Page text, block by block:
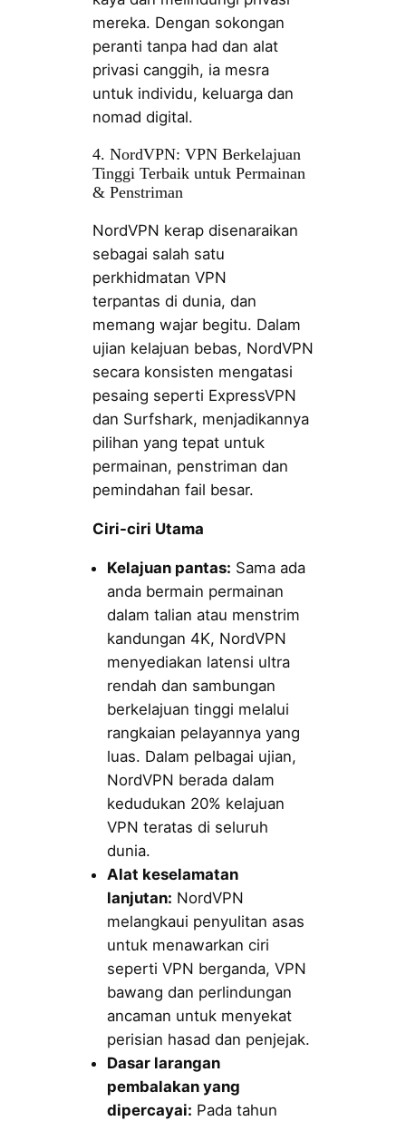
mereka. Dengan sokongan
peranti tanpa had dan alat
privasi canggih, ia mesra
untuk individu, keluarga dan
nomad digital.
4. NordVPN: VPN Berkelajuan
Tinggi Terbaik untuk Permainan
& Penstriman
NordVPN kerap disenaraikan
sebagai salah satu
perkhidmatan VPN
terpantas di dunia, dan
memang wajar begitu. Dalam
ujian kelajuan bebas, NordVPN
secara konsisten mengatasi
pesaing seperti ExpressVPN
dan Surfshark, menjadikannya
pilihan yang tepat untuk
permainan, penstriman dan
pemindahan fail besar.
Ciri-ciri Utama
Kelajuan pantas: Sama ada
anda bermain permainan
dalam talian atau menstrim
kandungan 4K, NordVPN
menyediakan latensi ultra
rendah dan sambungan
berkelajuan tinggi melalui
rangkaian pelayannya yang
luas. Dalam pelbagai ujian,
NordVPN berada dalam
kedudukan 20% kelajuan
VPN teratas di seluruh
dunia.
Alat keselamatan
lanjutan: NordVPN
melangkaui penyulitan asas
untuk menawarkan ciri
seperti VPN berganda, VPN
bawang dan perlindungan
ancaman untuk menyekat
perisian hasad dan penjejak.
Dasar larangan
pembalakan yang
dipercayai: Pada tahun